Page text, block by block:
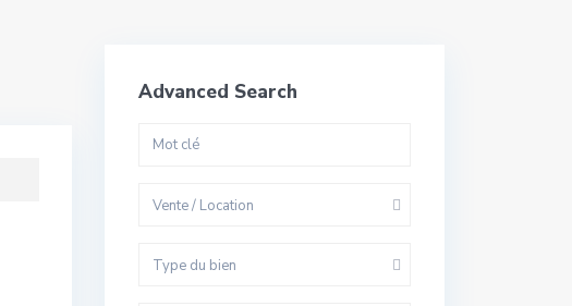
Advanced Search
Vente / Location
Type du bien